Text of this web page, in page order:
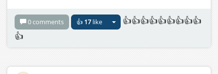
besonders macht. „Kamelle!“ und jede Menge Spaß
erwarten euch in den Straßen der Domstadt – seid dabei
und feiert mit uns diesen unvergesslichen Tag!
Den Abschluss bildet am Dienstag, den 4. März, die
verabschieden wir uns von den Karnevalstagen und
0 comments 👍 17like
👍👍👍👍👍👍👍👍👍
👍